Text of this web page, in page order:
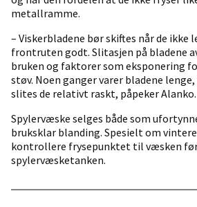
metallramme.
– Viskerbladene bør skiftes når de ikke
frontruten godt. Slitasjen på bladene
bruken og faktorer som eksponering
støv. Noen ganger varer bladene
slites de relativt raskt, påpeker Alanko.
Spylervæske selges både som
bruksklar blanding. Spesielt om
kontrollere frysepunktet til væsken
spylervæsketanken.